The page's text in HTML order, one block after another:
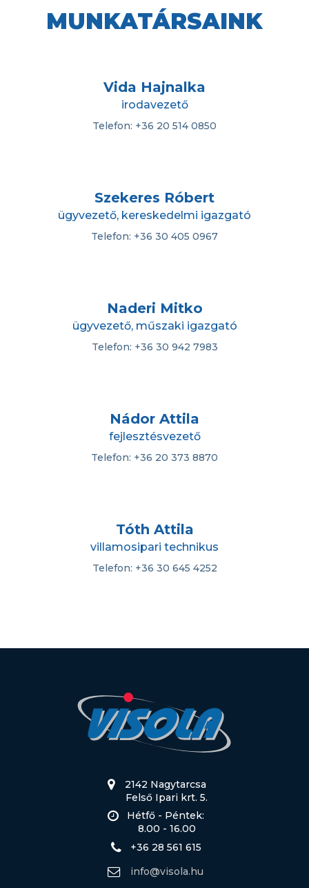
MUNKA­TÁRSAINK
Vida Hajnalka
irodavezető
Telefon: +36 20 514 0850
Szekeres Róbert
ügyvezető, kereskedelmi igazgató
Telefon: +36 30 405 0967
Naderi Mitko
ügyvezető, műszaki igazgató
Telefon: +36 30 942 7983
Nádor Attila
fejlesztésvezető
Telefon: +36 20 373 8870
Tóth Attila
villamosipari technikus
Telefon: +36 30 645 4252
2142 Nagytarcsa
Felső Ipari krt. 5.
Hétfő - Péntek:
8.00 - 16.00
+36 28 561 615
info@visola.hu